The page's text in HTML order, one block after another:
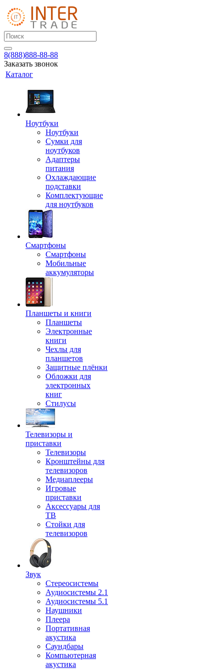
8(888)888-88-88
Заказать звонок
Каталог
Ноутбуки
Ноутбуки
Сумки для
ноутбуков
Адаптеры
питания
Охлаждающие
подставки
Комплектующие
для ноутбуков
Смартфоны
Смартфоны
Мобильные
аккумуляторы
Планшеты и книги
Планшеты
Электронные
книги
Чехлы для
планшетов
Защитные плёнки
Обложки для
электронных
книг
Стилусы
Телевизоры и
приставки
Телевизоры
Кронштейны для
телевизоров
Медиаплееры
Игровые
приставки
Аксессуары для
ТВ
Стойки для
телевизоров
Звук
Стереосистемы
Аудиосистемы 2.1
Аудиосистемы 5.1
Наушники
Плеера
Портативная
акустика
Саундбары
Компьютерная
акустика